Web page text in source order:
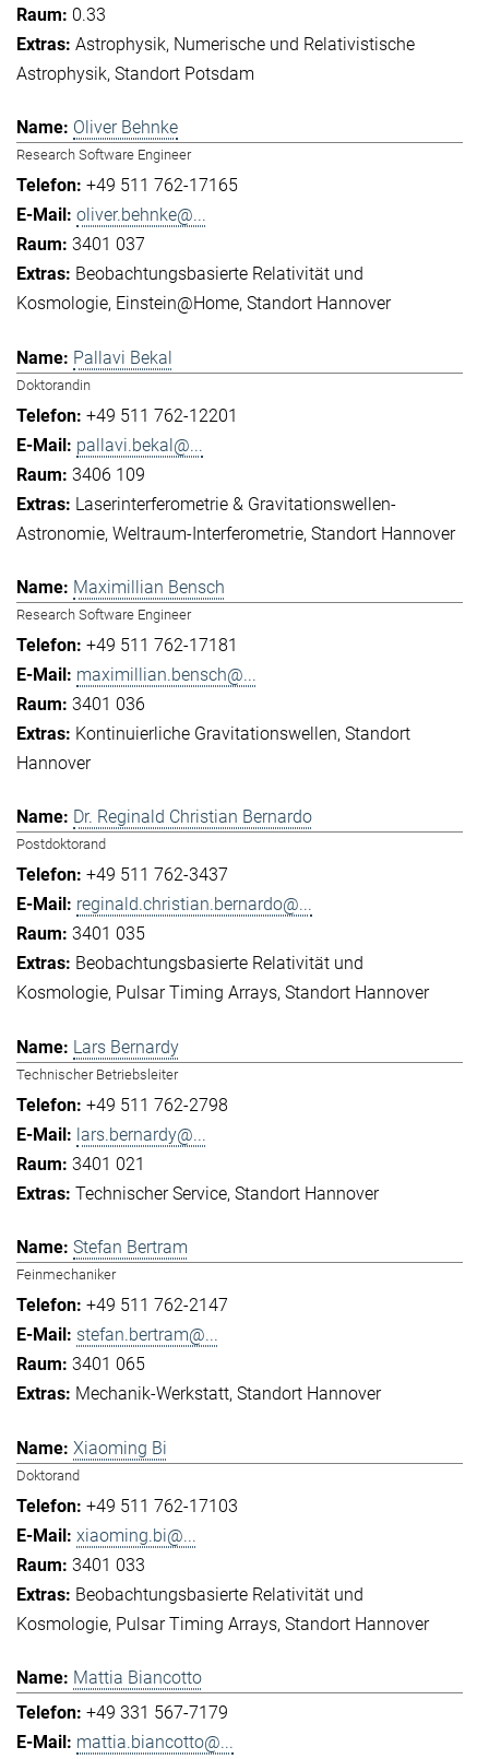
0.33
Astrophysik Numerische und Relativistische
Astrophysik Standort Potsdam
Oliver Behnke
Research Software Engineer
+49 511 762-17165
oliver.behnke@...
3401 037
Beobachtungsbasierte Relativität und
Kosmologie Einstein@Home Standort Hannover
Pallavi Bekal
Doktorandin
+49 511 762-12201
pallavi.bekal@...
3406 109
Laserinterferometrie & Gravitationswellen-
Astronomie Weltraum-Interferometrie Standort Hannover
Maximillian Bensch
Research Software Engineer
+49 511 762-17181
maximillian.bensch@...
3401 036
Kontinuierliche Gravitationswellen Standort
Hannover
Dr. Reginald Christian Bernardo
Postdoktorand
+49 511 762-3437
reginald.christian.bernardo@...
3401 035
Beobachtungsbasierte Relativität und
Kosmologie Pulsar Timing Arrays Standort Hannover
Lars Bernardy
Technischer Betriebsleiter
+49 511 762-2798
lars.bernardy@...
3401 021
Technischer Service Standort Hannover
Stefan Bertram
Feinmechaniker
+49 511 762-2147
stefan.bertram@...
3401 065
Mechanik-Werkstatt Standort Hannover
Xiaoming Bi
Doktorand
+49 511 762-17103
xiaoming.bi@...
3401 033
Beobachtungsbasierte Relativität und
Kosmologie Pulsar Timing Arrays Standort Hannover
Mattia Biancotto
+49 331 567-7179
mattia.biancotto@...